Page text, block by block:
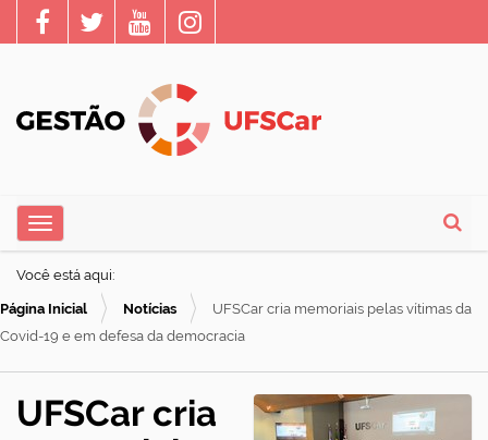
Busca
e
g
Toggle navigation
Você está aqui:
Página Inicial Notícias
UFSCar cria memoriais pelas vítimas da
Covid-19 e em defesa da democracia
UFSCar cria